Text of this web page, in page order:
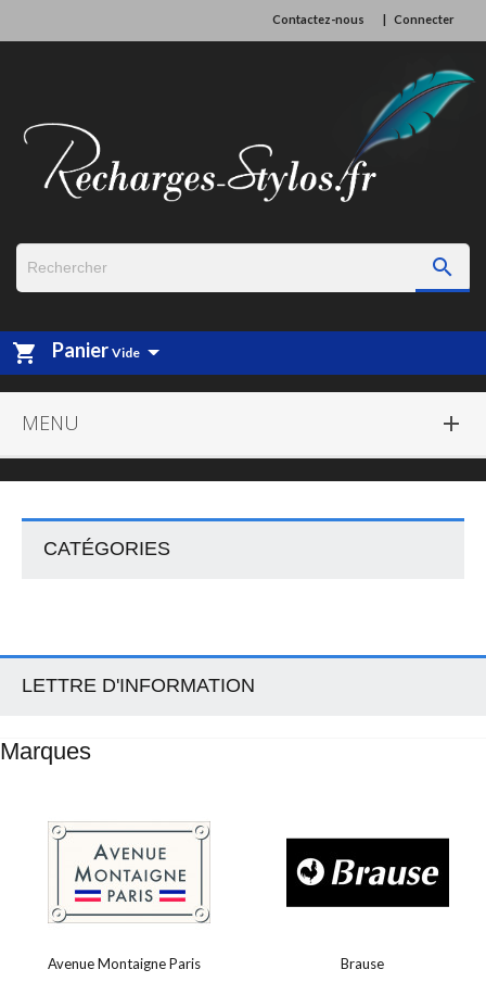
Contactez-nous Connecter

shopping_cart Panier Vide
MENU 
CATÉGORIES
LETTRE D'INFORMATION
Marques
Avenue Montaigne Paris
Brause